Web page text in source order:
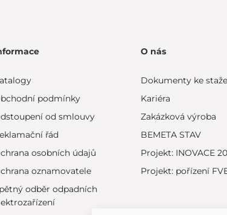
podmínky
od smlouvy
řád
osobních údajů
oznamovatele
odběr odpadních
O nás
Dokumenty ke
Kariéra
Zakázková výroba
BEMETA STAV
Projekt: INOVACE
Projekt: pořízení